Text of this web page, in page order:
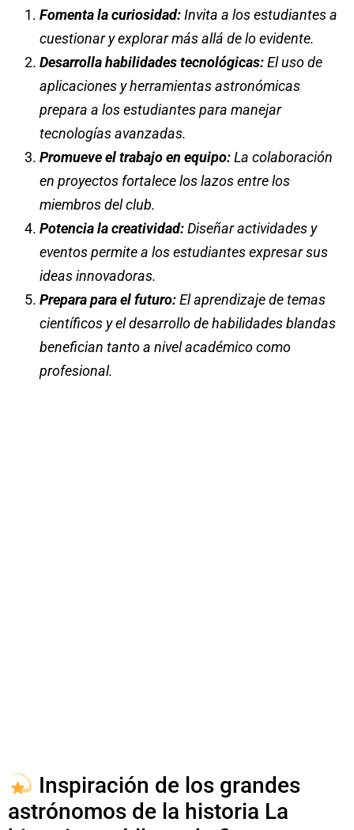
Fomenta la curiosidad:Invita a los estudiantes a
cuestionar y explorar más allá de lo evidente.
Desarrolla habilidades tecnológicas:El uso de
aplicaciones y herramientas astronómicas
prepara a los estudiantes para manejar
tecnologías avanzadas.
Promueve el trabajo en equipo:La colaboración
en proyectos fortalece los lazos entre los
miembros del club.
Potencia la creatividad:Diseñar actividades y
eventos permite a los estudiantes expresar sus
ideas innovadoras.
Prepara para el futuro:El aprendizaje de temas
científicos y el desarrollo de habilidades blandas
benefician tanto a nivel académico como
profesional.
Inspiración de los grandes
astrónomos de la historia La